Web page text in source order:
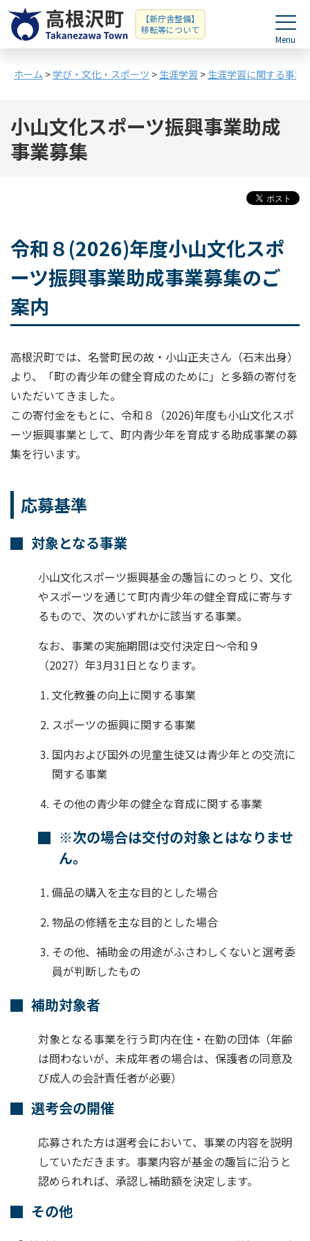
【新庁舎整備】
移転等について
ホーム >学び・文化・スポーツ > 生涯学習 > 生涯学習に関する事業
小山文化スポーツ振興事業助成
事業募集
令和８(2026)年度小山文化スポ
ーツ振興事業助成事業募集のご
案内
高根沢町では、名誉町民の故・小山正夫さん（石末出身）
より、「町の青少年の健全育成のために」と多額の寄付を
いただいてきました。
この寄付金をもとに、令和８（2026)年度も小山文化スポ
ーツ振興事業として、町内青少年を育成する助成事業の募
集を行います。
応募基準
対象となる事業
小山文化スポーツ振興基金の趣旨にのっとり、文化
やスポーツを通じて町内青少年の健全育成に寄与す
るもので、次のいずれかに該当する事業。
なお、事業の実施期間は交付決定日～令和９
（2027）年3月31日となります。
文化教養の向上に関する事業
スポーツの振興に関する事業
国内および国外の児童生徒又は青少年との交流に
関する事業
その他の青少年の健全な育成に関する事業
※次の場合は交付の対象とはなりませ
ん。
備品の購入を主な目的とした場合
物品の修繕を主な目的とした場合
その他、補助金の用途がふさわしくないと選考委
員が判断したもの
補助対象者
対象となる事業を行う町内在住・在勤の団体（年齢
は問わないが、未成年者の場合は、保護者の同意及
び成人の会計責任者が必要）
選考会の開催
応募された方は選考会において、事業の内容を説明
していただきます。事業内容が基金の趣旨に沿うと
認められれば、承認し補助額を決定します。
その他